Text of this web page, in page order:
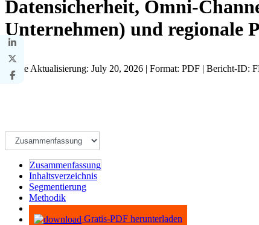
Datensicherheit, Omni-
Unternehmen) und regionale
Letzte Aktualisierung: July 20, 2026 | Format: PDF | Bericht-ID:
Zusammenfassung
Inhaltsverzeichnis
Segmentierung
Methodik
Infografiken
Gratis-PDF herunterladen